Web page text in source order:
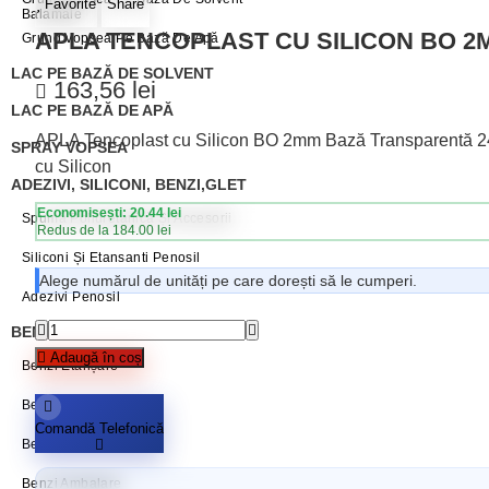
Balamale
Grund Vopsea Pe Bază De Apă
LAC PE BAZĂ DE SOLVENT
LAC PE BAZĂ DE APĂ
SPRAY VOPSEA
ADEZIVI, SILICONI, BENZI,GLET
Spumă Poliuretanică Și Accesorii
Siliconi Și Etansanti Penosil
Adezivi Penosil
BENZI ADEZIVE / AUTOADEZIVE
Benzi Etanșare
Benzi Mascare
Benzi Reparații
Benzi Ambalare
Favorite Share
APLA TENCOPLAST CU SILICON BO
163,56 lei
APLA Tencoplast cu Silicon BO 2mm Bază Transparentă
cu Silicon
Economisești: 20.44 lei
Redus de la 184.00 lei
Alege numărul de unități pe care dorești să le cumperi.
Adaugă în coș
Comandă Telefonică